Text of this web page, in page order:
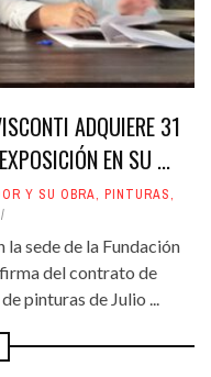
ADQUIERE 31
EN SU ...
Y SU OBRA, PINTURAS,
sede de la Fundación
del contrato de
pinturas de Julio ...